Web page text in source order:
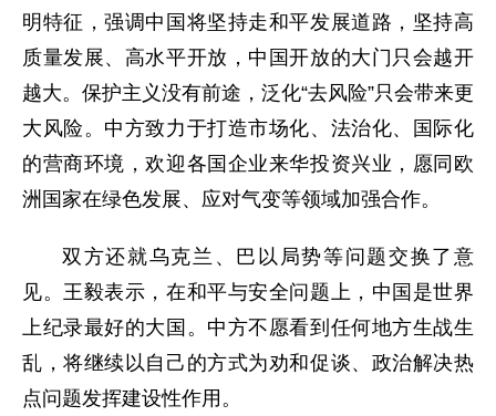
明特征，强调中国将坚持走和平发展道路，坚持高
质量发展、高水平开放，中国开放的大门只会越开
越大。保护主义没有前途，泛化“去风险”只会带来更
大风险。中方致力于打造市场化、法治化、国际化
的营商环境，欢迎各国企业来华投资兴业，愿同欧
洲国家在绿色发展、应对气变等领域加强合作。
双方还就乌克兰、巴以局势等问题交换了意
见。王毅表示，在和平与安全问题上，中国是世界
上纪录最好的大国。中方不愿看到任何地方生战生
乱，将继续以自己的方式为劝和促谈、政治解决热
点问题发挥建设性作用。